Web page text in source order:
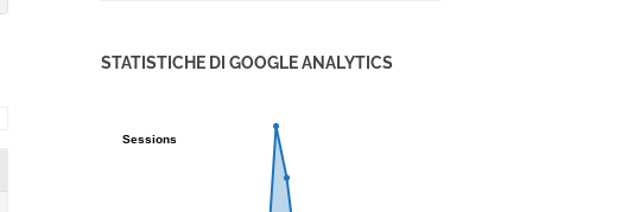
STATISTICHE DI GOOGLE ANALYTICS
Sessions
Sessions